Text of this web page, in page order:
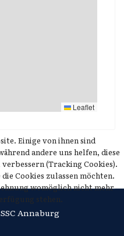
Leaflet
Annaburg
Einige von ihnen sind
andere uns helfen, diese
(Tracking Cookies).
Cookies zulassen möchten.
womöglich nicht mehr
stehen.